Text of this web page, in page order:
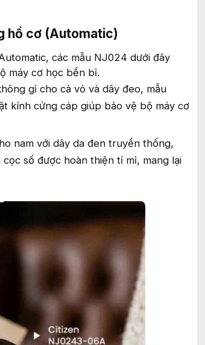
hồ cơ (Automatic)
các mẫu NJ024 dưới đây
máy cơ học bền bỉ.
gỉ cho cả vỏ và dây đeo, mẫu
kính cứng cáp giúp bảo vệ bộ máy cơ
nam với dây da đen truyền thống,
số được hoàn thiện tỉ mỉ, mang lại